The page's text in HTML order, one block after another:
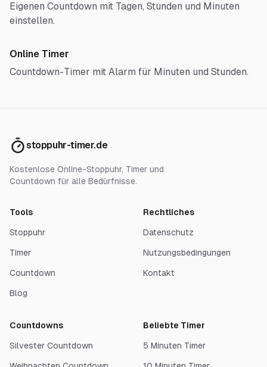
Eigenen Countdown mit Tagen, Stunden und Minuten
einstellen.
Online Timer
Countdown-Timer mit Alarm für Minuten und Stunden.
stoppuhr-timer.de
Kostenlose Online-Stoppuhr, Timer und
Countdown für alle Bedürfnisse.
Tools
Stoppuhr
Timer
Countdown
Blog
Rechtliches
Datenschutz
Nutzungsbedingungen
Kontakt
Countdowns
Silvester Countdown
Beliebte Timer
5 Minuten Timer